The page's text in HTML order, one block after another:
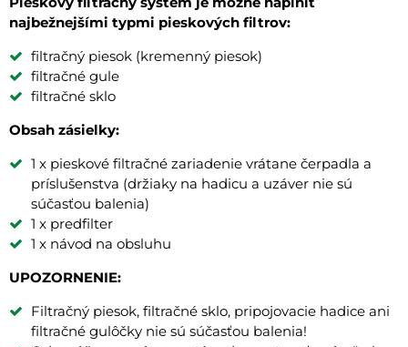
najbežnejšími typmi pieskových filtrov:
filtračný piesok (kremenný piesok)
filtračné gule
filtračné sklo
Obsah zásielky:
1 x pieskové filtračné zariadenie vrátane čerpadla a
príslušenstva (držiaky na hadicu a uzáver nie sú
súčasťou balenia)
1 x predfilter
1 x návod na obsluhu
UPOZORNENIE:
Filtračný piesok, filtračné sklo, pripojovacie hadice ani
filtračné gulôčky nie sú súčasťou balenia!